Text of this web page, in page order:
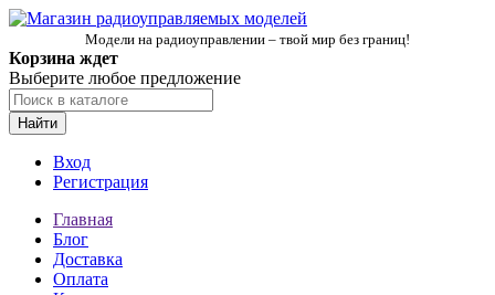
Модели на радиоуправлении – твой мир без границ!
Корзина ждет
Выберите любое предложение
Найти
Вход
Регистрация
Главная
Блог
Доставка
Оплата